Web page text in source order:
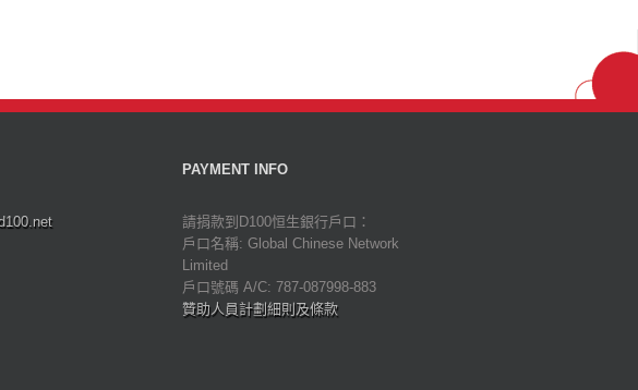
PAYMENT INFO
請捐款到D100恒生銀行戶口：
戶口名稱: Global Chinese Network
Limited
戶口號碼 A/C: 787-087998-883
贊助人員計劃細則及條款